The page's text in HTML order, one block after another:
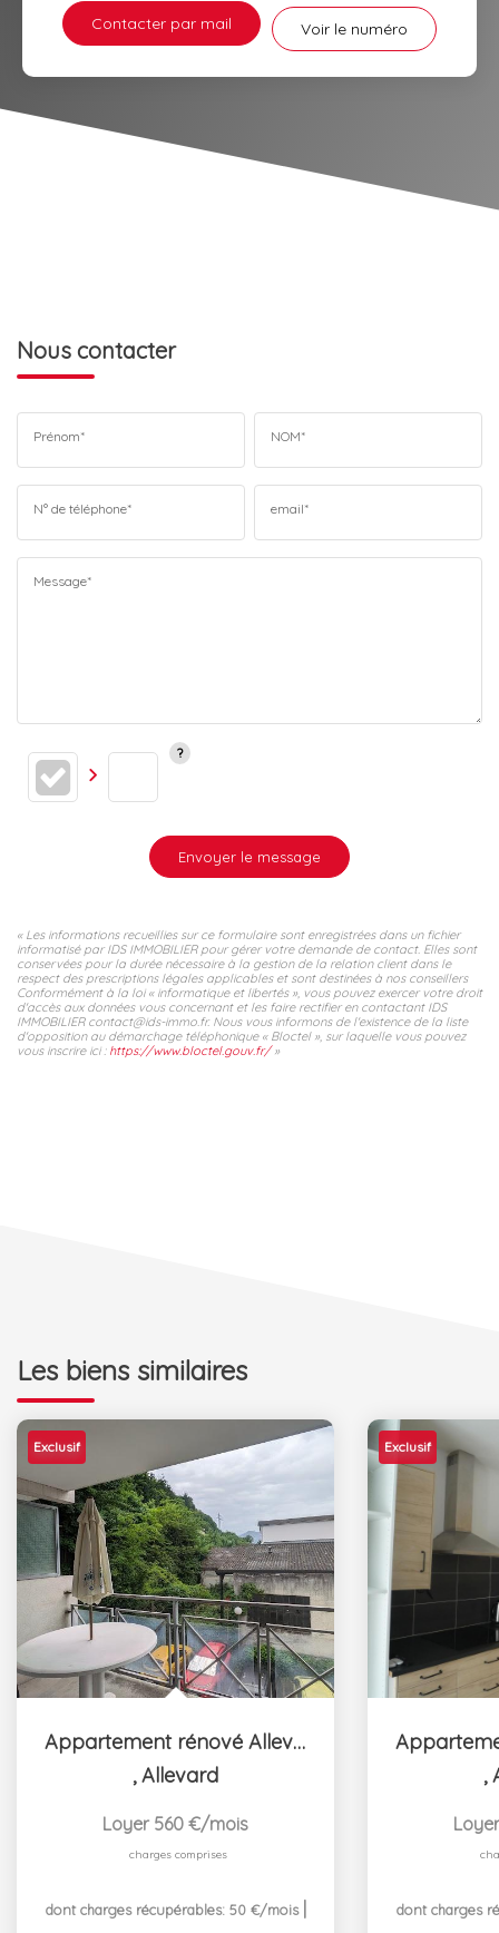
Contacter par mail Voir le numéro
Nous contacter
Prénom* NOM*
N° de téléphone* email*
Message*
Envoyer le message
« Les informations recueillies sur ce formulaire sont enregistrées dans un fichier
informatisé par IDS IMMOBILIER pour gérer votre demande de contact. Elles sont
conservées pour la durée nécessaire à la gestion de la relation client dans le
respect des prescriptions légales applicables et sont destinées à nos conseillers
Conformément à la loi « informatique et libertés », vous pouvez exercer votre droit
d'accès aux données vous concernant et les faire rectifier en contactant IDS
IMMOBILIER contact@ids-immo.fr. Nous vous informons de l'existence de la liste
d'opposition au démarchage téléphonique « Bloctel », sur laquelle vous pouvez
vous inscrire ici : https://www.bloctel.gouv.fr/»
Les biens similaires
Exclusif
Appartement rénové Allevard - 2 pièce(s) - 29.01 m2
,Allevard
Loyer 560 €/mois
charges comprises
dont charges récupérables: 50 €/mois
Exclusif
,
dont charges